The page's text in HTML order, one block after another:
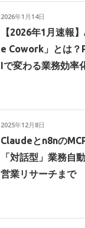
2026年1月14日
【2026年1月速報
e Cowork」とは？
Iで変わる業務効率
2025年12月8日
Claudeとn8nの
「対話型」業務自
営業リサーチまで